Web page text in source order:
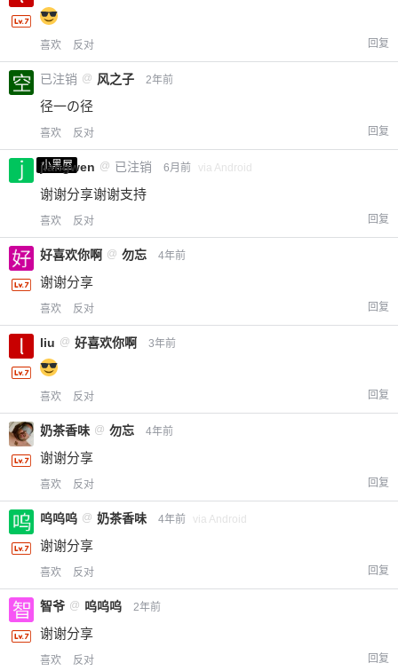
喜欢 反对 回复
已注销 @ 风之子 2年前
径一の径
喜欢 反对 回复
小黑屋
jiangwen @ 已注销 6月前 via Android
谢谢分享谢谢支持
喜欢 反对 回复
好喜欢你啊 @ 勿忘 4年前
谢谢分享
喜欢 反对 回复
liu @ 好喜欢你啊 3年前
喜欢 反对 回复
奶茶香味 @ 勿忘 4年前
谢谢分享
喜欢 反对 回复
呜呜呜 @ 奶茶香味 4年前 via Android
谢谢分享
喜欢 反对 回复
智爷 @ 呜呜呜 2年前
谢谢分享
喜欢 反对 回复